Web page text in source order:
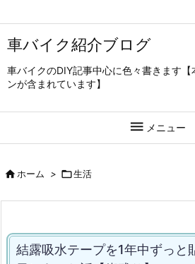
車バイク紹介ブログ
車バイクのDIY記事中心に色々書きます【
ンが含まれています】
 メニュー
ホーム > 生活
結露吸水テープを1年中ずっと